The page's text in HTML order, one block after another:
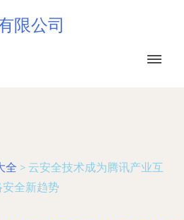
限公司
全 > 云安全技术成为腾讯产业互
全新趋势